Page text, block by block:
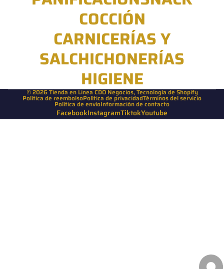
COCCIÓN
CARNICERÍAS Y
SALCHICHONERÍAS
HIGIENE
© 2026Tienda en Linea CDO Negocios,Tecnología de Shopify
Política de reembolsoPolítica de privacidadTérminos del servicio
Política de envíoInformación de contacto
FacebookInstagramTiktokYoutube